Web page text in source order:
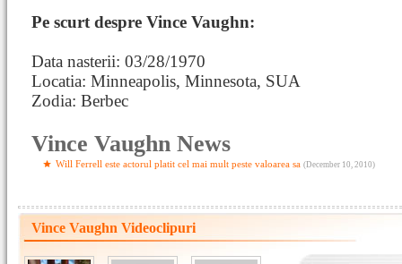
Pe scurt despre Vince Vaughn:
Data nasterii: 03/28/1970
Locatia: Minneapolis, Minnesota, SUA
Zodia: Berbec
Vince Vaughn News
Will Ferrell este actorul platit cel mai mult peste valoarea sa (December 10, 2010)
Vince Vaughn Videoclipuri